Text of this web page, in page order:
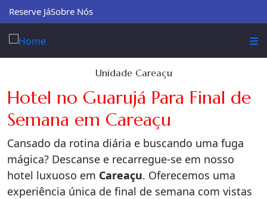
Reserve JáSobre Nós
Unidade Careaçu
Hotel no Guarujá Para Final de
Semana em Careaçu
Cansado da rotina diária e buscando uma fuga
mágica? Descanse e recarregue-se em nosso
hotel luxuoso em Careaçu. Oferecemos uma
experiência única de final de semana com vistas